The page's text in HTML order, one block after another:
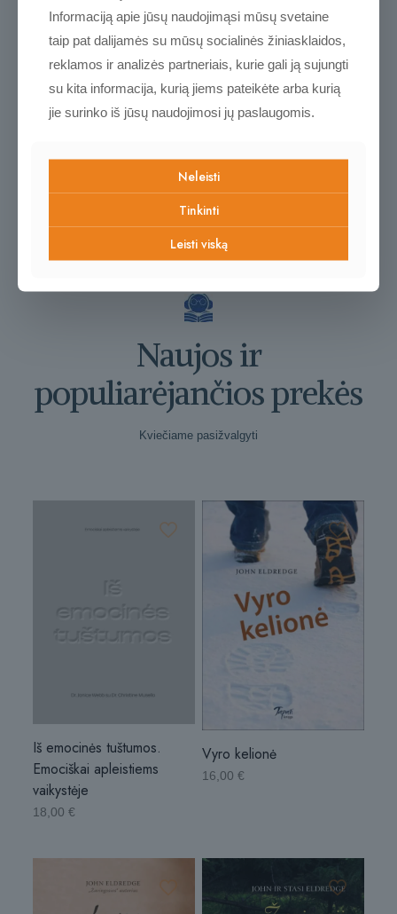
Žymos: apologetika knyga
Kristus
Mokymai
motyvacija
Atsiliepimai
Rašyti atsiliepimą gali tik prisijungę pirkėjai, kurie yra įsigiję šį
produktą.
Naujos ir
populiarėjančios prekės
Kviečiame pasižvalgyti
Iš emocinės tuštumos.
Emociškai apleistiems
vaikystėje
18,00 €
Vyro kelionė
16,00 €
Informaciją apie jūsų naudojimąsi mūsų svetaine
taip pat dalijamės su mūsų socialinės žiniasklaidos,
reklamos ir analizės partneriais, kurie gali ją sujungti
su kita informacija, kurią jiems pateikėte arba kurią
jie surinko iš jūsų naudojimosi jų paslaugomis.
Neleisti
Tinkinti
Leisti viską